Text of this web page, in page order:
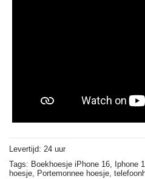
Levertijd: 24 uur
Tags: Boekhoesje iPhone 16, Iphone
hoesje, Portemonnee hoesje,